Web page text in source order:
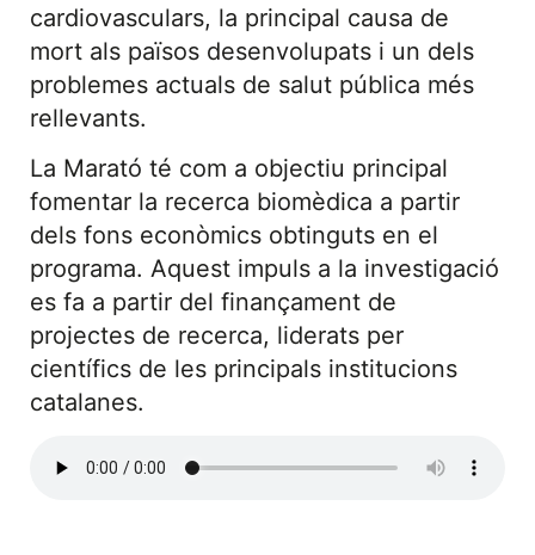
cardiovasculars, la principal causa de
mort als països desenvolupats i un dels
problemes actuals de salut pública més
rellevants.
La Marató té com a objectiu principal
fomentar la recerca biomèdica a partir
dels fons econòmics obtinguts en el
programa. Aquest impuls a la investigació
es fa a partir del finançament de
projectes de recerca, liderats per
científics de les principals institucions
catalanes.